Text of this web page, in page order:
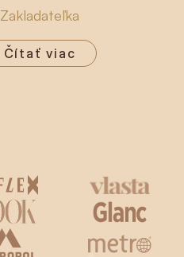
Zakladateľka
Čítať viac